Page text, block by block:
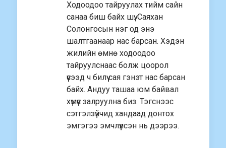
Ходоодоо тайруулах тийм сайн
санаа биш байх шүү. Саяхан
Солонгосын нэг од энэ
шалтгаанаар нас барсан. Хэдэн
жилийн өмнө ходоодоо
тайруулснаас болж цоорол
үүсээд ч билүү сая гэнэт нас барсан
байх. Андуу ташаа юм байвал
хүмүүс залруулна биз. Тэгснээс
сэтгэлзүйчид хандаад донтох
эмгэгээ эмчлүүлсэн нь дээрээ.